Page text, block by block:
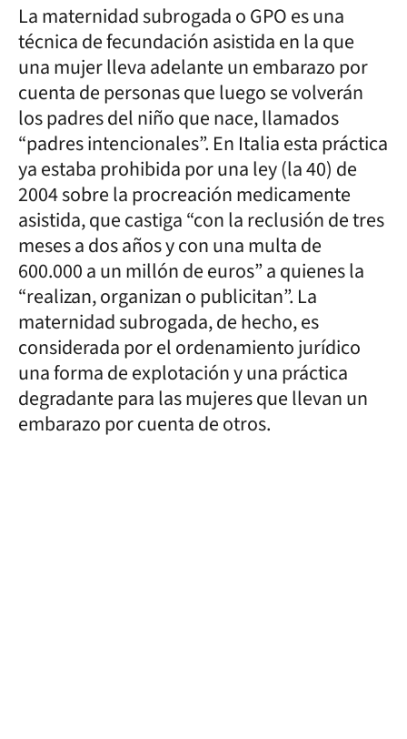
La maternidad subrogada o GPO es una
técnica de fecundación asistida en la que
una mujer lleva adelante un embarazo por
cuenta de personas que luego se volverán
los padres del niño que nace, llamados
“padres intencionales”. En Italia esta práctica
ya estaba prohibida por una ley (la 40) de
2004 sobre la procreación medicamente
asistida, que castiga “con la reclusión de tres
meses a dos años y con una multa de
600.000 a un millón de euros” a quienes la
“realizan, organizan o publicitan”. La
maternidad subrogada, de hecho, es
considerada por el ordenamiento jurídico
una forma de explotación y una práctica
degradante para las mujeres que llevan un
embarazo por cuenta de otros.